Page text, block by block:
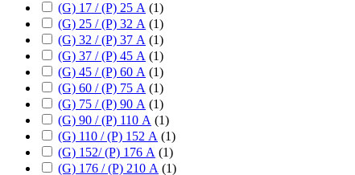
(G) 17 / (P) 25 А (1)
(G) 25 / (P) 32 А (1)
(G) 32 / (P) 37 А (1)
(G) 37 / (P) 45 А (1)
(G) 45 / (P) 60 А (1)
(G) 60 / (P) 75 А (1)
(G) 75 / (P) 90 А (1)
(G) 90 / (P) 110 А (1)
(G) 110 / (P) 152 А (1)
(G) 152/ (P) 176 А (1)
(G) 176 / (P) 210 А (1)